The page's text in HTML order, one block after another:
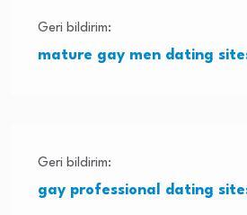
Geri bildirim:
mature gay men dating
Geri bildirim:
gay professional dating